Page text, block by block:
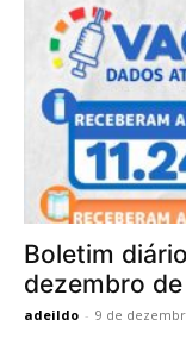
Boletim
dezembro
adeildo - 9 de